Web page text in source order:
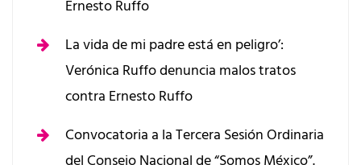
Ernesto Ruffo
La vida de mi padre está en peligro’:
Verónica Ruffo denuncia malos tratos
contra Ernesto Ruffo
Convocatoria a la Tercera Sesión Ordinaria